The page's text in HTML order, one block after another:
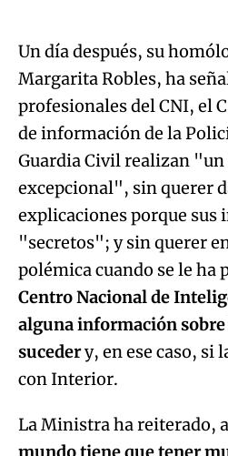
Try
Un día después, su
Margarita Robles, ha
profesionales del CNI, el
de información de la
Guardia Civil realizan
excepcional", sin querer
explicaciones porque sus
"secretos"; y sin querer
polémica cuando se le ha
Centro Nacional de
alguna información sobre
sucedery, en ese caso, si
con Interior.
La Ministra ha reiterado,